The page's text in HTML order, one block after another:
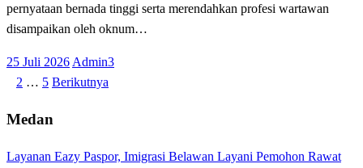
pernyataan bernada tinggi serta merendahkan profesi wartawan
disampaikan oleh oknum…
Posted
on
25 Juli 2026 Admin3
Paginasi
pos
2 … 5 Berikutnya
Medan
Layanan Eazy Paspor, Imigrasi Belawan Layani Pemohon Rawat